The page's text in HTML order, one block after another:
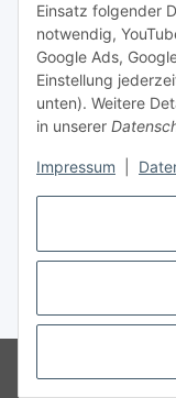
Einsatz folgender
notwendig,
Google Ads,
Einstellung
unten). Weitere
in unserer
Impressum
Gesetzliche
Spieletreffs in
* Alle Preise inkl.
günstig